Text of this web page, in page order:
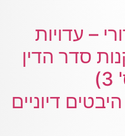
– עדויות
סדר הדין
האזרחי (תיקון מס' 3)
2005: היבטים דיוניים